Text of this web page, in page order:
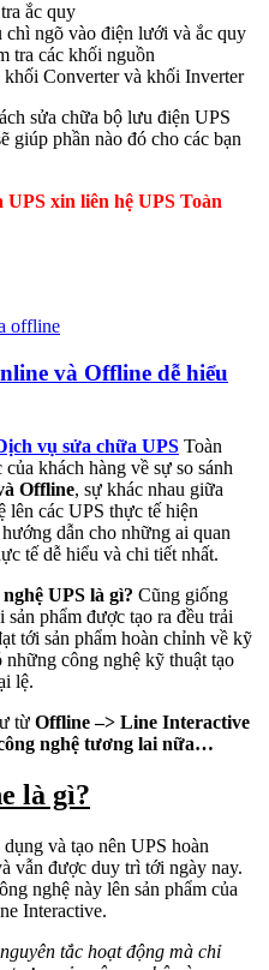
ắc quy
ngõ vào điện lưới và ắc quy
tra các khối nguồn
Converter và khối Inverter
sửa chữa bộ lưu điện UPS
giúp phần nào đó cho các bạn
xin liên hệ UPS Toàn
và Offline dễ hiểu
vụ sửa chữa UPS Toàn
khách hàng về sự so sánh
Offline, sự khác nhau giữa
lên các UPS thực tế hiện
dẫn cho những ai quan
tế dễ hiểu và chi tiết nhất.
UPS là gì? Cũng giống
phẩm được tạo ra đều trải
tới sản phẩm hoàn chỉnh về kỹ
công nghệ kỹ thuật tạo
lệ.
từ Offline –> Line Interactive
nghệ tương lai nữa…
là gì?
và tạo nên UPS hoàn
vẫn được duy trì tới ngày nay.
nghệ này lên sản phẩm của
Interactive.
tắc hoạt động mà chỉ